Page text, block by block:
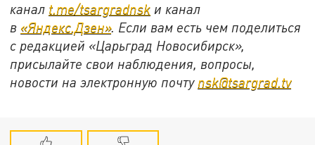
канал t.me/tsargradnsk и канал
в «Яндекс.Дзен». Если вам есть чем поделиться
с редакцией «Царьград Новосибирск»,
присылайте свои наблюдения, вопросы,
новости на электронную почту nsk@tsargrad.tv